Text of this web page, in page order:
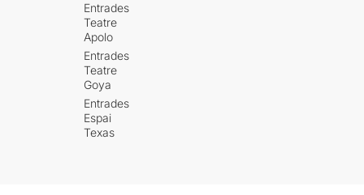
Entrades
Teatre
Apolo
Entrades
Teatre
Goya
Entrades
Espai
Texas